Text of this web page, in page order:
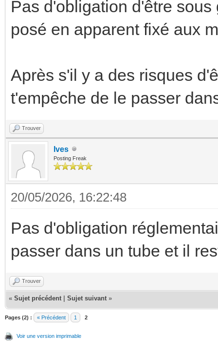
Pas d'obligation d'être
posé en apparent fixé aux
Après s'il y a des risques
t'empêche de le passer
Trouver
Ives
Posting Freak
20/05/2026, 16:22:48
Pas d'obligation
passer dans un tube et il
Trouver
« Sujet précédent Sujet suivant »
Pages (2) : « Précédent 1 2
Voir une version imprimable